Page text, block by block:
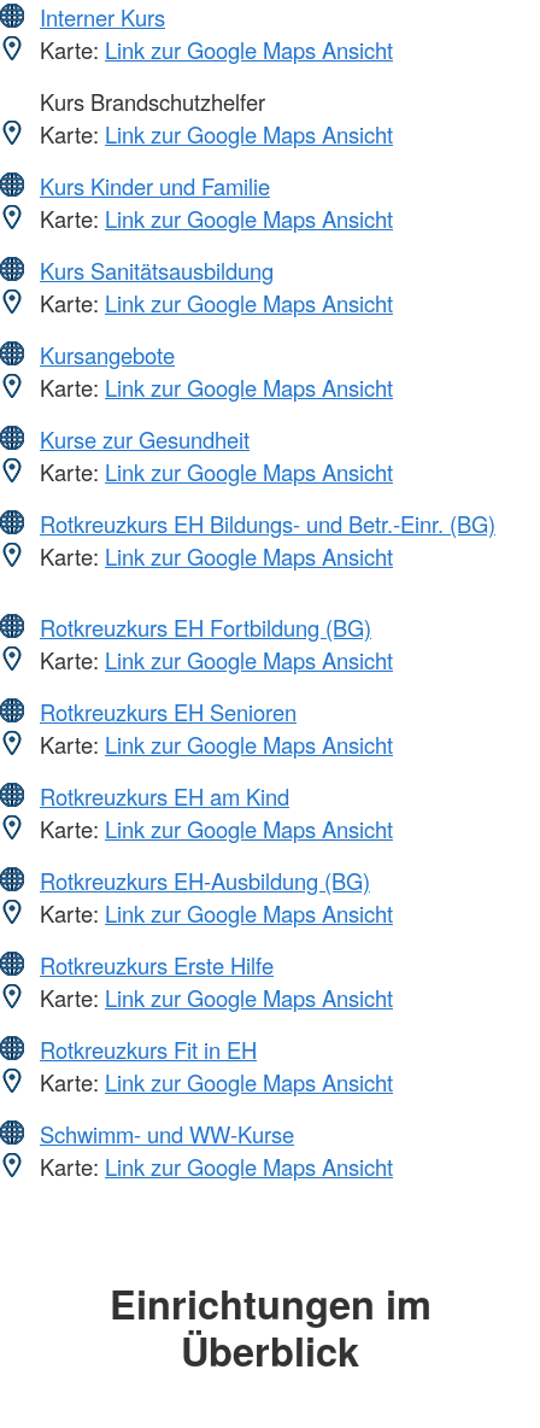
Interner Kurs
Karte: Link zur Google Maps Ansicht
Kurs Brandschutzhelfer
Karte: Link zur Google Maps Ansicht
Kurs Kinder und Familie
Karte: Link zur Google Maps Ansicht
Kurs Sanitätsausbildung
Karte: Link zur Google Maps Ansicht
Kursangebote
Karte: Link zur Google Maps Ansicht
Kurse zur Gesundheit
Karte: Link zur Google Maps Ansicht
Rotkreuzkurs EH Bildungs- und Betr.-Einr. (BG)
Karte: Link zur Google Maps Ansicht
Rotkreuzkurs EH Fortbildung (BG)
Karte: Link zur Google Maps Ansicht
Rotkreuzkurs EH Senioren
Karte: Link zur Google Maps Ansicht
Rotkreuzkurs EH am Kind
Karte: Link zur Google Maps Ansicht
Rotkreuzkurs EH-Ausbildung (BG)
Karte: Link zur Google Maps Ansicht
Rotkreuzkurs Erste Hilfe
Karte: Link zur Google Maps Ansicht
Rotkreuzkurs Fit in EH
Karte: Link zur Google Maps Ansicht
Schwimm- und WW-Kurse
Karte: Link zur Google Maps Ansicht
Einrichtungen im
Überblick